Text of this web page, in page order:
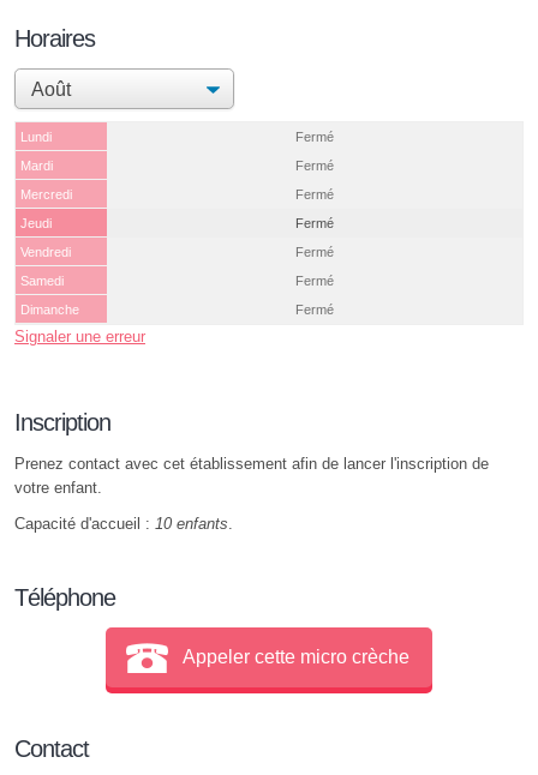
Horaires
Lundi
Fermé
Mardi
Fermé
Mercredi
Fermé
Jeudi
Fermé
Vendredi
Fermé
Samedi
Fermé
Dimanche
Fermé
Signaler une erreur
Inscription
Prenez contact avec cet établissement afin de lancer l'inscription de
votre enfant.
Capacité d'accueil : 10 enfants
Téléphone
Appeler cette micro crèche
Contact